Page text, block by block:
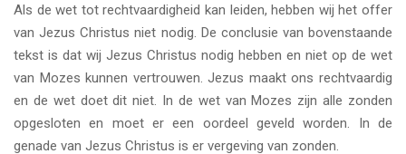
Als de wet tot rechtvaardigheid kan leiden, hebben wij het offer
van Jezus Christus niet nodig. De conclusie van bovenstaande
tekst is dat wij Jezus Christus nodig hebben en niet op de wet
van Mozes kunnen vertrouwen. Jezus maakt ons rechtvaardig
en de wet doet dit niet. In de wet van Mozes zijn alle zonden
opgesloten en moet er een oordeel geveld worden. In de
genade van Jezus Christus is er vergeving van zonden.